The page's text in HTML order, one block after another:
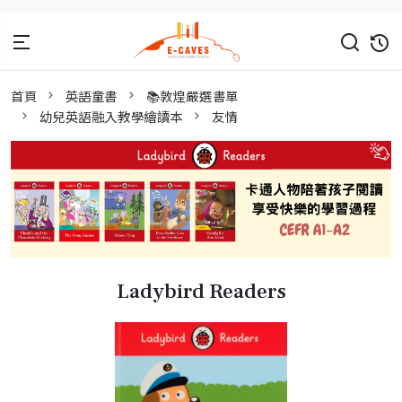
首頁 英語童書
📚敦煌嚴選書單
幼兒英語融入教學繪讀本
友情
Ladybird Readers